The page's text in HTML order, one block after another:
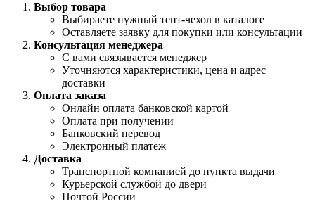
Выбор товара
Выбираете нужный тент-чехол в каталоге
Оставляете заявку для покупки или консультации
Консультация менеджера
С вами связывается менеджер
Уточняются характеристики, цена и адрес
доставки
Оплата заказа
Онлайн оплата банковской картой
Оплата при получении
Банковский перевод
Электронный платеж
Доставка
Транспортной компанией до пункта выдачи
Курьерской службой до двери
Почтой России